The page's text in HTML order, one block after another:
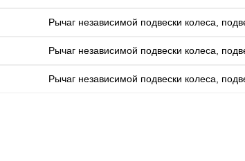
Рычаг независимой подвески колеса,
Рычаг независимой подвески колеса,
Рычаг независимой подвески колеса,